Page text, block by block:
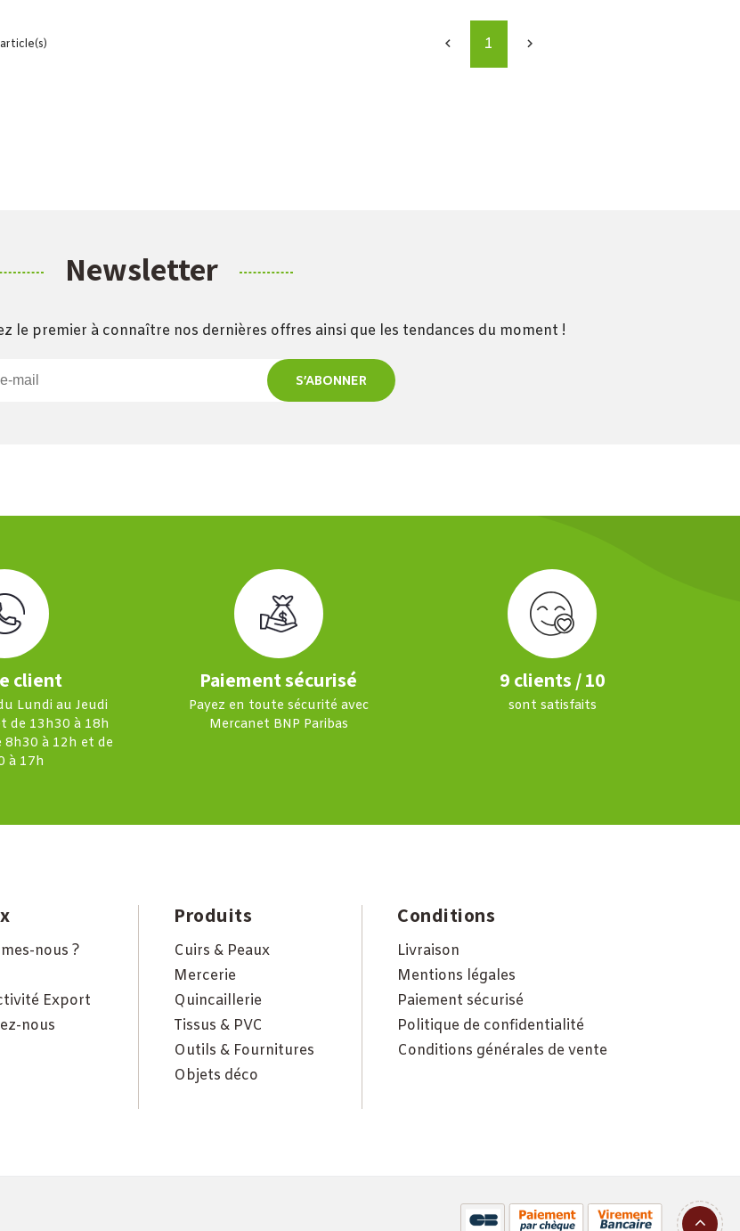
 1 
Newsletter
le premier à connaître nos dernières offres ainsi que les tendances du moment !
S’ABONNER
client
Lundi au Jeudi
de 13h30 à 18h
8h30 à 12h et de
à 17h
Paiement sécurisé
Payez en toute sécurité avec
Mercanet BNP Paribas
9 clients / 10
sont satisfaits
nous ?
Export
nous
Produits
Cuirs & Peaux
Mercerie
Quincaillerie
Tissus & PVC
Outils & Fournitures
Objets déco
Conditions
Livraison
Mentions légales
Paiement sécurisé
Politique de confidentialité
Conditions générales de vente